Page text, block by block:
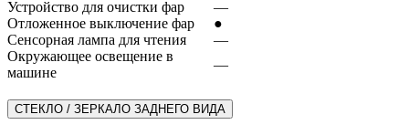
Устройство для очистки фар
—
Отложенное выключение фар
●
Сенсорная лампа для чтения
—
Окружающее освещение в
машине
—
СТЕКЛО / ЗЕРКАЛО ЗАДНЕГО ВИДА